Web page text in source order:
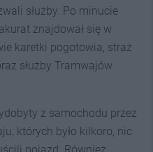
służby. Po minucie
znajdował się w
karetki pogotowia, straż
służby Tramwajów
z samochodu przez
których było kilkoro, nic